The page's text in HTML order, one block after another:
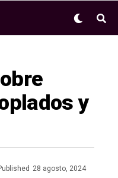
y
28 agosto, 2024